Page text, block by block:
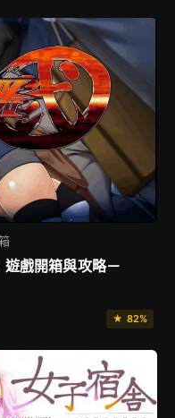
戲開箱與攻略－
★ 82%